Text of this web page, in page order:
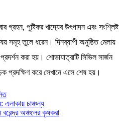
গ্রহন, পুষ্টিকর খাদ্যের উৎপাদন এবং সংশ্লিষ্ট
সমূহ তুলে ধরেন। দিনব্যাপী অনুষ্ঠিত মেলায়
প্রদর্শন করা হয়। শোভাযাত্রাটি সিভিল সার্জন
প্রদক্ষিণ করে সেখানে এসে শেষ হয়।
এলাকায় চাঞ্চল্য
অঞ্চলের কৃষকরা